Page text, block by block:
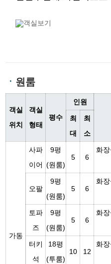
ㆍ 원룸
객실
위치
객실
형태
평수
인원
최
대
최
소
가동
사파
이어
9평
(원룸)
5 6
화
오팔
9평
(원룸)
5 6
화
토파
즈
9평
(원룸)
5 6
화
터키
석
18평
(투룸)
10 12
화